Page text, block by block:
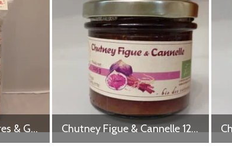
Assortiment Confitures & Gelées 8 x 30 g Chutney Figue & Cannelle 125 g